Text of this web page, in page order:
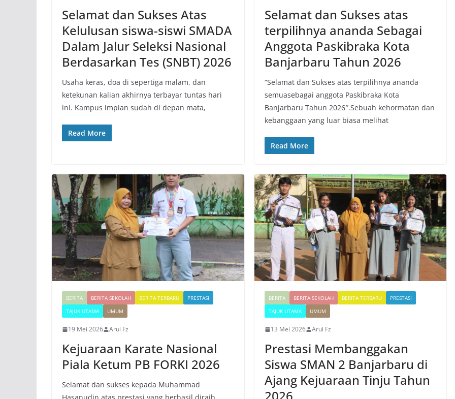
Selamat dan Sukses Atas
Kelulusan siswa-siswi SMADA
Dalam Jalur Seleksi Nasional
Berdasarkan Tes (SNBT) 2026
​Usaha keras, doa di sepertiga malam, dan
ketekunan kalian akhirnya terbayar tuntas hari
ini. Kampus impian sudah di depan mata,
Read More
Selamat dan Sukses atas
terpilihnya ananda Sebagai
Anggota Paskibraka Kota
Banjarbaru Tahun 2026
“Selamat dan Sukses atas terpilihnya ananda
semuasebagai anggota Paskibraka Kota
Banjarbaru Tahun 2026″.​Sebuah kehormatan dan
kebanggaan yang luar biasa melihat
Read More
BERITA BERITA SEKOLAH BERITA TERBARU
PRESTASI
TAJUK UTAMA
UMUM
19 Mei 2026 Arul Fz
Kejuaraan Karate Nasional
Piala Ketum PB FORKI 2026
Selamat dan sukses kepada Muhammad
BERITA BERITA SEKOLAH BERITA TERBARU
PRESTASI
TAJUK UTAMA
UMUM
13 Mei 2026 Arul Fz
Prestasi Membanggakan
Siswa SMAN 2 Banjarbaru di
Ajang Kejuaraan Tinju Tahun